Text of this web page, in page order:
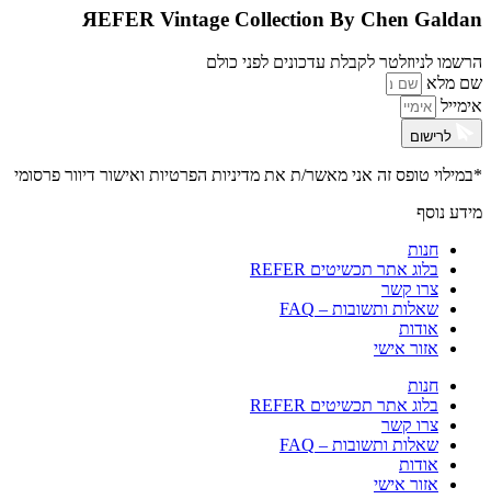
ЯEFER Vintage Collection By Chen Galdan
הרשמו לניוזלטר לקבלת עדכונים לפני כולם
שם מלא
אימייל
לרישום
*במילוי טופס זה אני מאשר/ת את מדיניות הפרטיות ואישור דיוור פרסומי
מידע נוסף
חנות
בלוג אתר תכשיטים REFER
צרו קשר
שאלות ותשובות – FAQ
אודות
אזור אישי
חנות
בלוג אתר תכשיטים REFER
צרו קשר
שאלות ותשובות – FAQ
אודות
אזור אישי